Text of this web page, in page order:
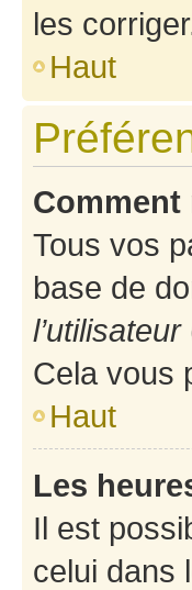
les
Haut
Comment
Tous vos
base de
l’utilisateur
Cela vous
Haut
Les
Il est
celui dans